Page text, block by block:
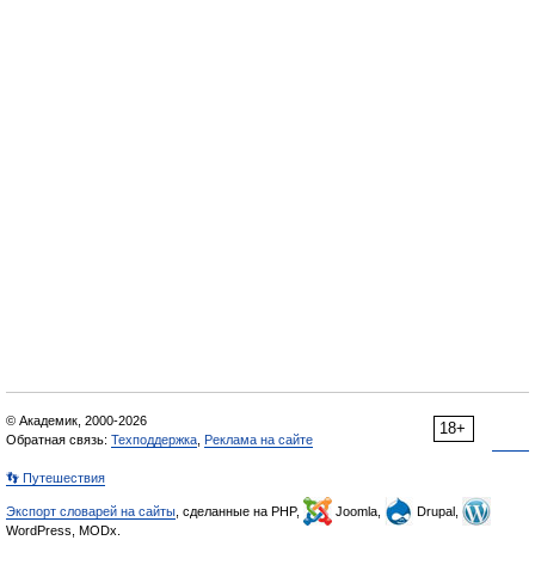
18+
© Академик, 2000-2026
Обратная связь: Техподдержка Реклама на сайте
👣 Путешествия
Экспорт словарей на сайты , сделанные на PHP, Joomla,
Drupal,
WordPress, MODx.